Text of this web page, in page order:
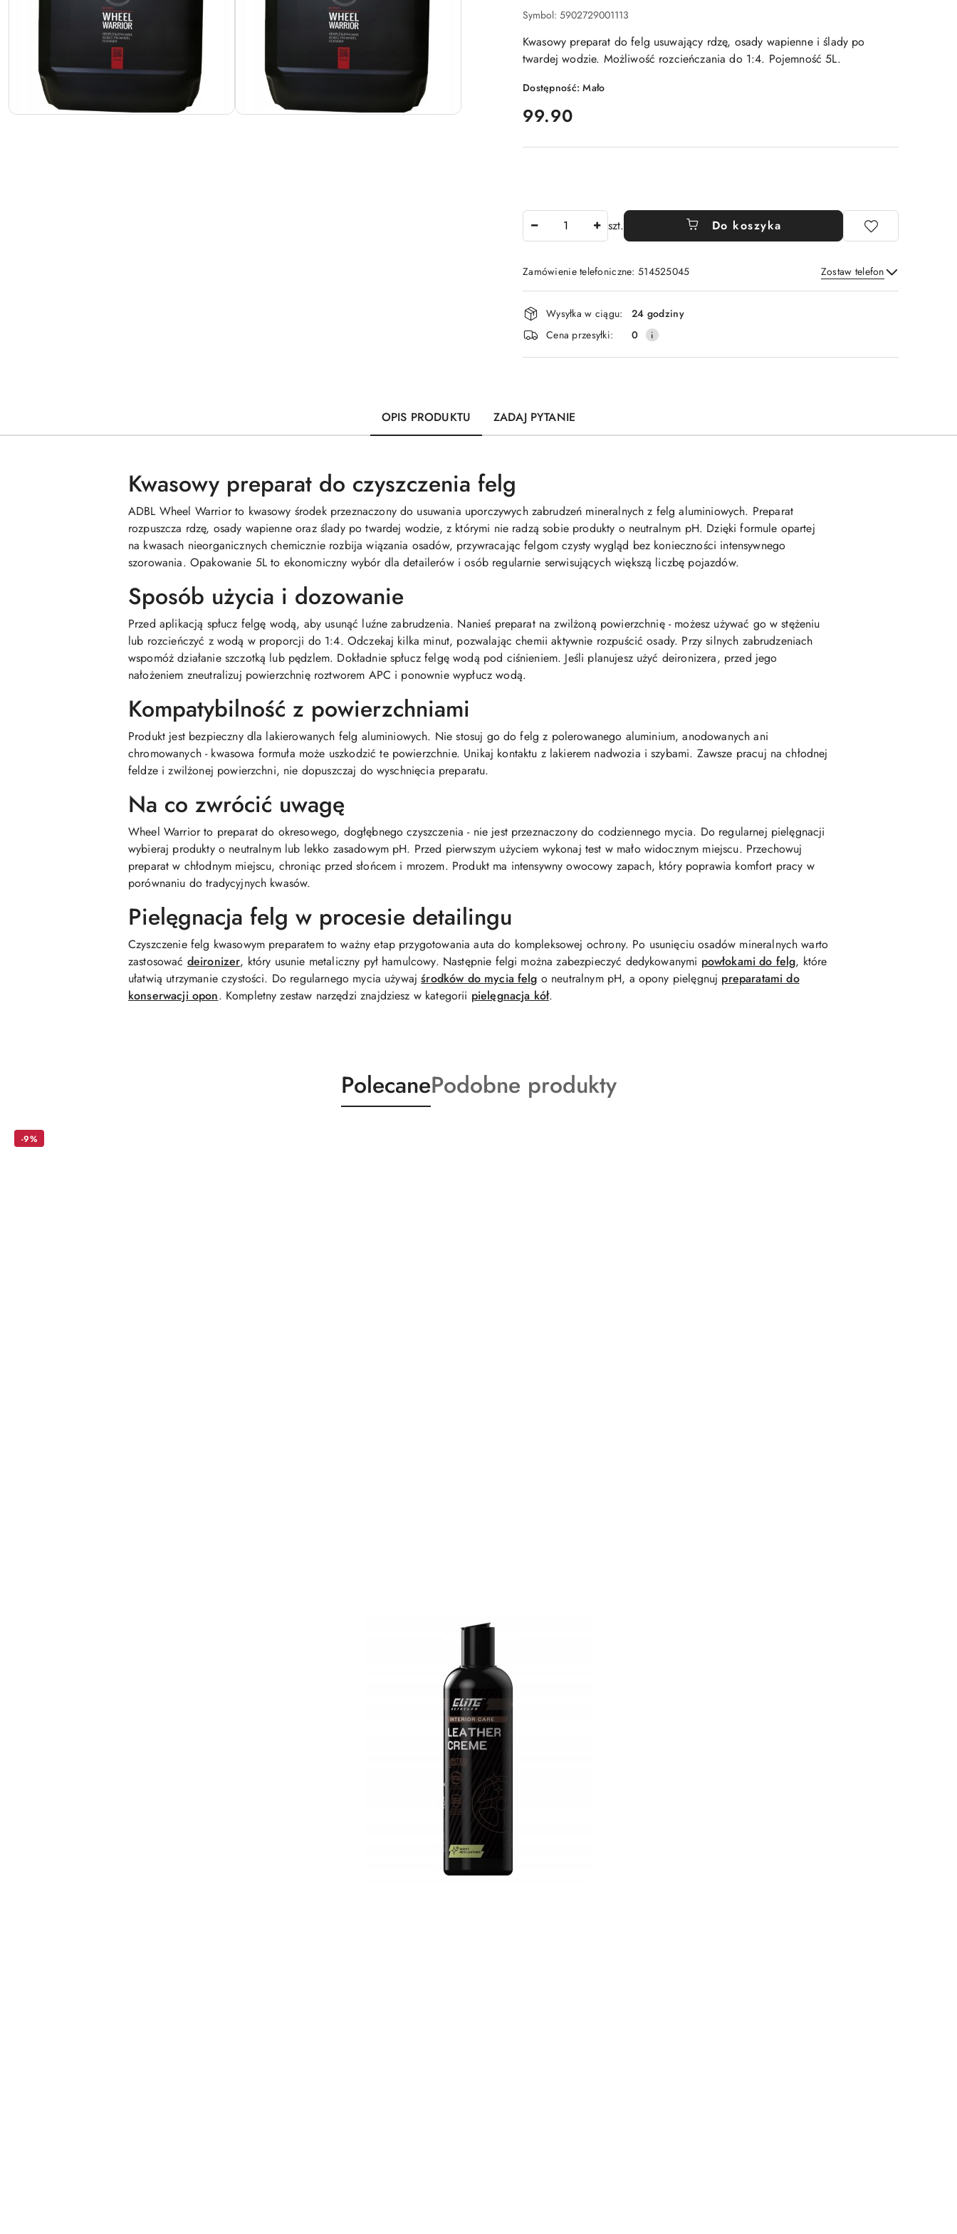
Symbol: 5902729001113
Kwasowy preparat do felg usuwający rdzę, osady wapienne i ślady po
twardej wodzie. Możliwość rozcieńczania do 1:4. Pojemność 5L.
Dostępność:Mało
cena:
99.90
szt. Do koszyka
Zamówienie telefoniczne: 514525045 Zostaw telefon
Wyślij
Dostępność
i
dostawa
Wysyłka w ciągu:
24 godziny
Cena przesyłki:
0
OPIS PRODUKTU ZADAJ PYTANIE
Kwasowy preparat do czyszczenia felg
ADBL Wheel Warrior to kwasowy środek przeznaczony do usuwania uporczywych zabrudzeń mineralnych z felg aluminiowych. Preparat
rozpuszcza rdzę, osady wapienne oraz ślady po twardej wodzie, z którymi nie radzą sobie produkty o neutralnym pH. Dzięki formule opartej
na kwasach nieorganicznych chemicznie rozbija wiązania osadów, przywracając felgom czysty wygląd bez konieczności intensywnego
szorowania. Opakowanie 5L to ekonomiczny wybór dla detailerów i osób regularnie serwisujących większą liczbę pojazdów.
Sposób użycia i dozowanie
Przed aplikacją spłucz felgę wodą, aby usunąć luźne zabrudzenia. Nanieś preparat na zwilżoną powierzchnię - możesz używać go w stężeniu
lub rozcieńczyć z wodą w proporcji do 1:4. Odczekaj kilka minut, pozwalając chemii aktywnie rozpuścić osady. Przy silnych zabrudzeniach
wspomóż działanie szczotką lub pędzlem. Dokładnie spłucz felgę wodą pod ciśnieniem. Jeśli planujesz użyć deironizera, przed jego
nałożeniem zneutralizuj powierzchnię roztworem APC i ponownie wypłucz wodą.
Kompatybilność z powierzchniami
Produkt jest bezpieczny dla lakierowanych felg aluminiowych. Nie stosuj go do felg z polerowanego aluminium, anodowanych ani
chromowanych - kwasowa formuła może uszkodzić te powierzchnie. Unikaj kontaktu z lakierem nadwozia i szybami. Zawsze pracuj na chłodnej
feldze i zwilżonej powierzchni, nie dopuszczaj do wyschnięcia preparatu.
Na co zwrócić uwagę
Wheel Warrior to preparat do okresowego, dogłębnego czyszczenia - nie jest przeznaczony do codziennego mycia. Do regularnej pielęgnacji
wybieraj produkty o neutralnym lub lekko zasadowym pH. Przed pierwszym użyciem wykonaj test w mało widocznym miejscu. Przechowuj
preparat w chłodnym miejscu, chroniąc przed słońcem i mrozem. Produkt ma intensywny owocowy zapach, który poprawia komfort pracy w
porównaniu do tradycyjnych kwasów.
Pielęgnacja felg w procesie detailingu
Czyszczenie felg kwasowym preparatem to ważny etap przygotowania auta do kompleksowej ochrony. Po usunięciu osadów mineralnych warto
zastosować deironizer, który usunie metaliczny pył hamulcowy. Następnie felgi można zabezpieczyć dedykowanymi powłokami do felg, które
ułatwią utrzymanie czystości. Do regularnego mycia używajśrodków do mycia felg o neutralnym pH, a opony pielęgnuj preparatami do
konserwacji opon. Kompletny zestaw narzędzi znajdziesz w kategorii pielęgnacja kół.
Produkty
o
PolecaneProdukty
o
Podobne produkty
-9%